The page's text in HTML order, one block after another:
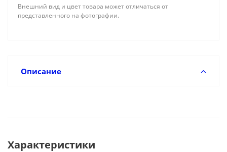
Внешний вид и цвет товара может отличаться от
представленного на фотографии.
Описание
Характеристики